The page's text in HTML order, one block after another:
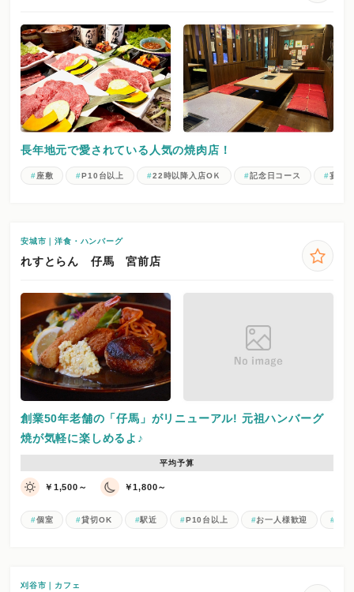
長年地元で愛されている人気の焼肉店！
座敷 P10台以上 22時以降入店OＫ 記念日コース 宴会
安城市｜洋食・ハンバーグ
れすとらん 仔馬 宮前店
創業50年老舗の「仔馬」がリニューアル! 元祖ハンバーグ
焼が気軽に楽しめるよ♪
平均予算
￥1,500～ ￥1,800～
個室 貸切OK 駅近 P10台以上 お一人様歓迎
刈谷市｜カフェ